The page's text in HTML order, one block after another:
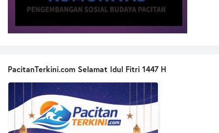
PacitanTerkini.com Selamat Idul Fitri 1447 H